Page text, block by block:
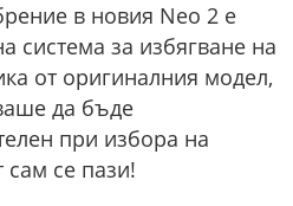
в новия Neo 2 е
система за избягване на
от оригиналния модел,
да бъде
при избора на
се пази!